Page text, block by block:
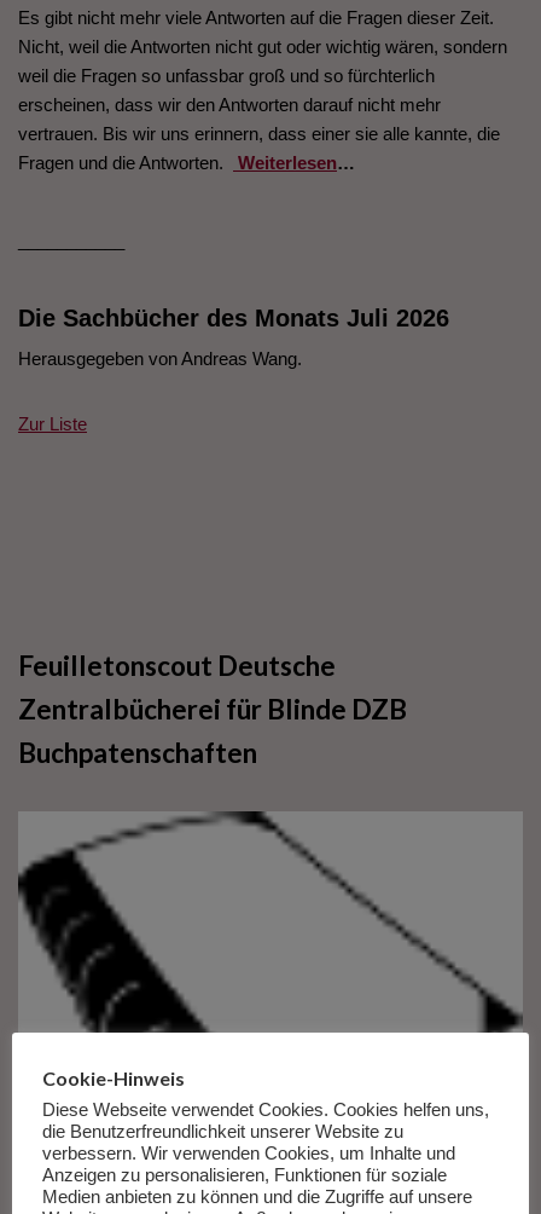
Es gibt nicht mehr viele Antworten auf die Fragen dieser Zeit.
Nicht, weil die Antworten nicht gut oder wichtig wären, sondern
weil die Fragen so unfassbar groß und so fürchterlich
erscheinen, dass wir den Antworten darauf nicht mehr
vertrauen. Bis wir uns erinnern, dass einer sie alle kannte, die
Fragen und die Antworten.
Weiterlesen…
Die Sachbücher des Monats Juli 2026
Herausgegeben von Andreas Wang.
Zur Liste
Feuilletonscout Deutsche
Zentralbücherei für Blinde DZB
Buchpatenschaften
Cookie-Hinweis
Diese Webseite verwendet Cookies. Cookies helfen uns,
die Benutzerfreundlichkeit unserer Website zu
verbessern. Wir verwenden Cookies, um Inhalte und
Anzeigen zu personalisieren, Funktionen für soziale
Medien anbieten zu können und die Zugriffe auf unsere